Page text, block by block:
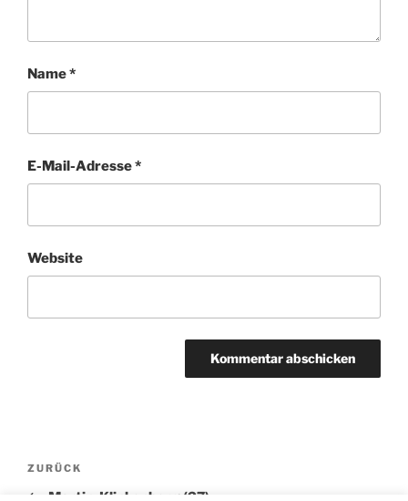
Name*
E-Mail-Adresse*
Website
Beitragsnavigation
Vorheriger
Beitrag
ZURÜCK
Martin-Klinkenberg (27)